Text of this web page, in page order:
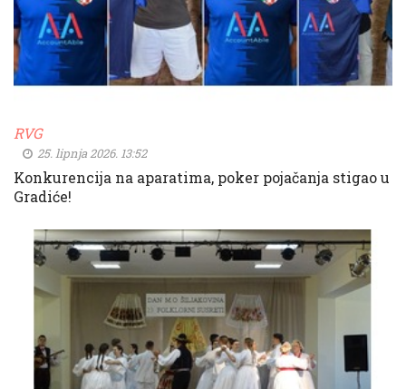
RVG
25. lipnja 2026. 13:52
Konkurencija na aparatima, poker pojačanja stigao u
Gradiće!